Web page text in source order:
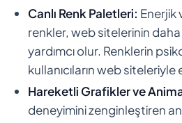
Canlı Renk Paletleri: Enerjik
renkler, web sitelerinin daha
yardımcı olur. Renklerin
kullanıcıların web siteleriyle
Hareketli Grafikler ve
deneyimini zenginleştiren